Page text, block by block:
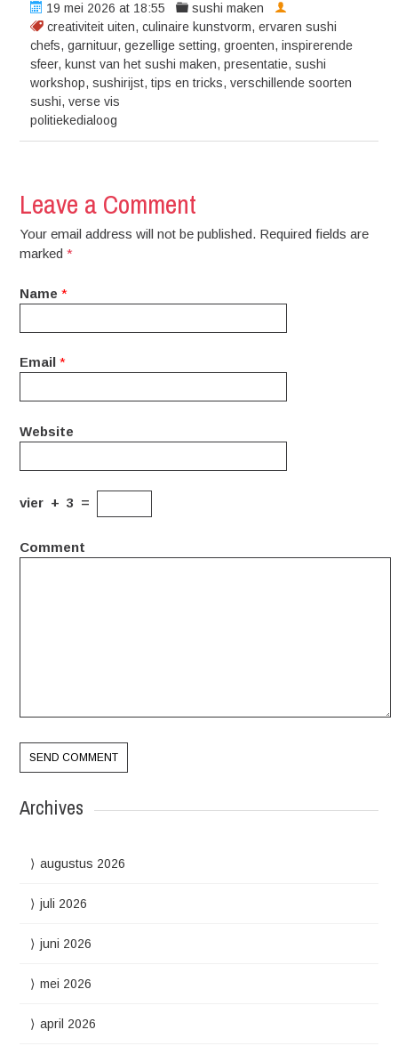
19 mei 2026 at 18:55
sushi maken
creativiteit uiten,culinaire kunstvorm,ervaren sushi
chefs,garnituur,gezellige setting,groenten,inspirerende
sfeer, kunst van het sushi maken,presentatie,sushi
workshop,sushirijst,tips en tricks,verschillende soorten
sushi,verse vis
politiekedialoog
Leave a Comment
Your email address will not be published. Required fields are
marked*
Name *
Email *
Website
vier + 3 =
Comment
Archives
augustus 2026
juli 2026
juni 2026
mei 2026
april 2026